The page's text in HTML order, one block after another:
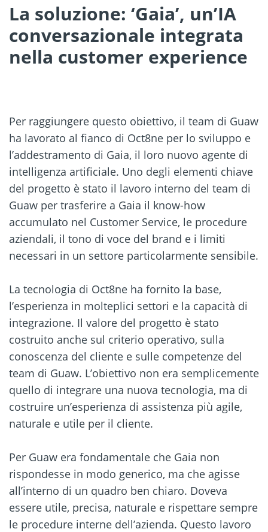
La soluzione: ‘Gaia’, un’IA
conversazionale integrata
nella customer experience
Per raggiungere questo obiettivo, il team di Guaw
ha lavorato al fianco di Oct8ne per lo sviluppo e
l’addestramento di Gaia, il loro nuovo agente di
intelligenza artificiale. Uno degli elementi chiave
del progetto è stato il lavoro interno del team di
Guaw per trasferire a Gaia il know-how
accumulato nel Customer Service, le procedure
aziendali, il tono di voce del brand e i limiti
necessari in un settore particolarmente sensibile.
La tecnologia di Oct8ne ha fornito la base,
l’esperienza in molteplici settori e la capacità di
integrazione. Il valore del progetto è stato
costruito anche sul criterio operativo, sulla
conoscenza del cliente e sulle competenze del
team di Guaw. L’obiettivo non era semplicemente
quello di integrare una nuova tecnologia, ma di
costruire un’esperienza di assistenza più agile,
naturale e utile per il cliente.
Per Guaw era fondamentale che Gaia non
rispondesse in modo generico, ma che agisse
all’interno di un quadro ben chiaro. Doveva
essere utile, precisa, naturale e rispettare sempre
le procedure interne dell’azienda. Questo lavoro